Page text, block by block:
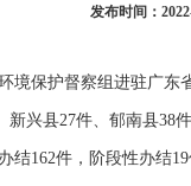
发布时间：
保护督察组进驻广东
兴县27件、郁南县38
162件，阶段性办结